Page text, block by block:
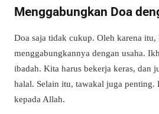
Menggabungkan Doa
Doa saja tidak cukup. Oleh karena itu,
menggabungkannya dengan usaha.
ibadah. Kita harus bekerja keras, dan
halal. Selain itu, tawakal juga penting.
kepada Allah.